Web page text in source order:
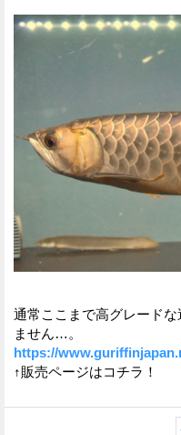
通常ここまで高グレード
ません…。
https://
↑販売ページはコチラ！